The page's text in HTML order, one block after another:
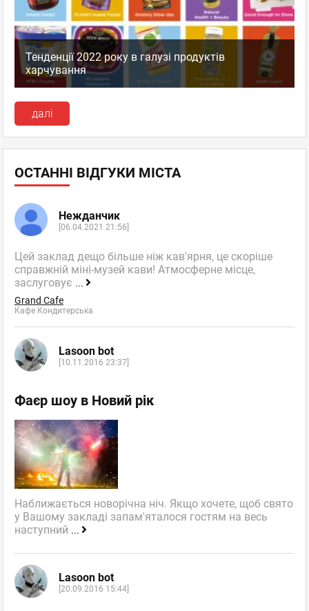
Тенденції 2022 року в галузі продуктів
харчування
далі
ОСТАННІ ВІДГУКИ МІСТА
Нежданчик
[06.04.2021 21:56]
Цей заклад дещо більше ніж кав'ярня, це скоріше
справжній міні-музей кави! Атмосферне місце,
заслуговує ...
Grand Cafe
Кафе Кондитерська
Lasoon bot
[10.11.2016 23:37]
Фаєр шоу в Новий рік
Наближається новорічна ніч. Якщо хочете, щоб свято
у Вашому закладі запам'яталося гостям на весь
наступний ...
Lasoon bot
[20.09.2016 15:44]